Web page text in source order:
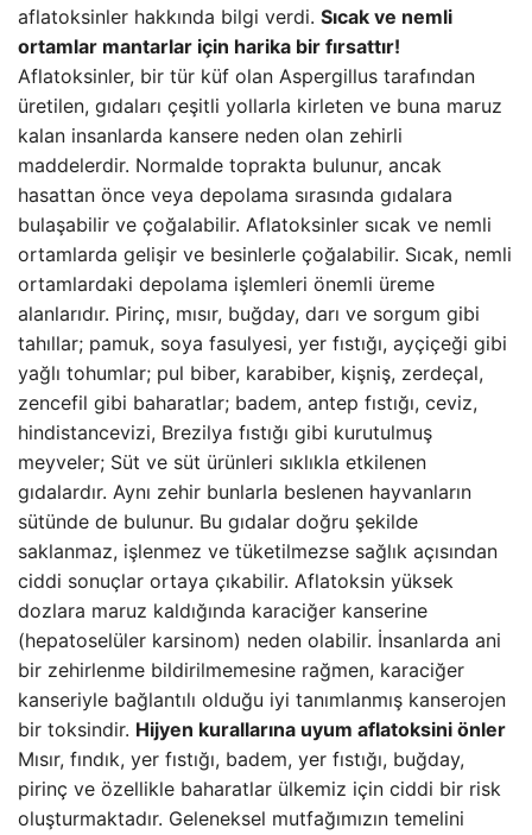
aflatoksinler hakkında bilgi verdi. Sıcak ve nemli
ortamlar mantarlar için harika bir fırsattır!
Aflatoksinler, bir tür küf olan Aspergillus tarafından
üretilen, gıdaları çeşitli yollarla kirleten ve buna maruz
kalan insanlarda kansere neden olan zehirli
maddelerdir. Normalde toprakta bulunur, ancak
hasattan önce veya depolama sırasında gıdalara
bulaşabilir ve çoğalabilir. Aflatoksinler sıcak ve nemli
ortamlarda gelişir ve besinlerle çoğalabilir. Sıcak, nemli
ortamlardaki depolama işlemleri önemli üreme
alanlarıdır. Pirinç, mısır, buğday, darı ve sorgum gibi
tahıllar; pamuk, soya fasulyesi, yer fıstığı, ayçiçeği gibi
yağlı tohumlar; pul biber, karabiber, kişniş, zerdeçal,
zencefil gibi baharatlar; badem, antep fıstığı, ceviz,
hindistancevizi, Brezilya fıstığı gibi kurutulmuş
meyveler; Süt ve süt ürünleri sıklıkla etkilenen
gıdalardır. Aynı zehir bunlarla beslenen hayvanların
sütünde de bulunur. Bu gıdalar doğru şekilde
saklanmaz, işlenmez ve tüketilmezse sağlık açısından
ciddi sonuçlar ortaya çıkabilir. Aflatoksin yüksek
dozlara maruz kaldığında karaciğer kanserine
(hepatoselüler karsinom) neden olabilir. İnsanlarda ani
bir zehirlenme bildirilmemesine rağmen, karaciğer
kanseriyle bağlantılı olduğu iyi tanımlanmış kanserojen
bir toksindir. Hijyen kurallarına uyum aflatoksini önler
Mısır, fındık, yer fıstığı, badem, yer fıstığı, buğday,
pirinç ve özellikle baharatlar ülkemiz için ciddi bir risk
oluşturmaktadır. Geleneksel mutfağımızın temelini